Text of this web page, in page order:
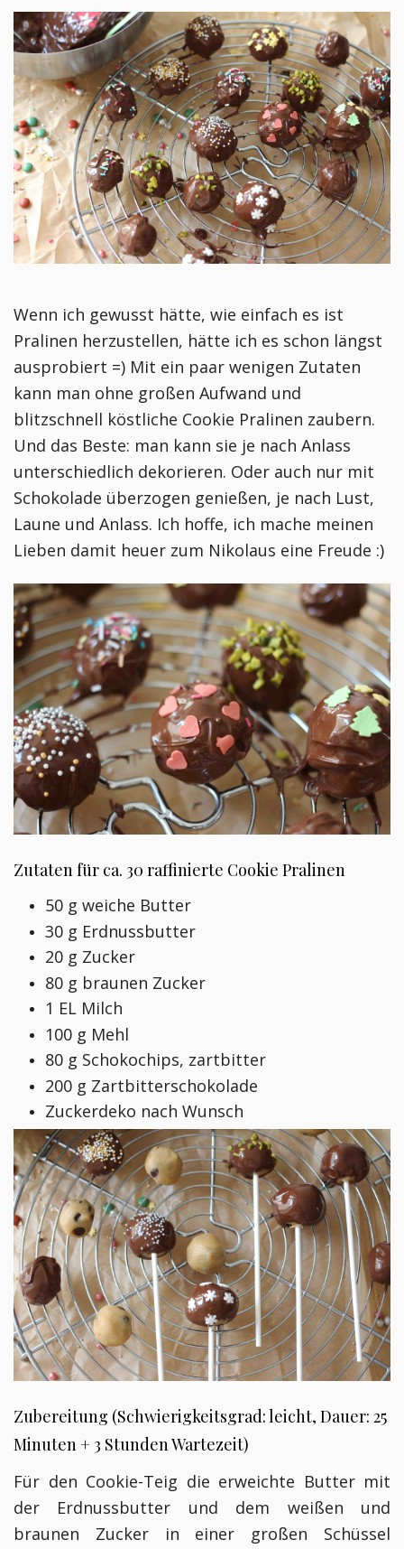
Wenn ich gewusst hätte, wie einfach es ist
Pralinen herzustellen, hätte ich es schon längst
ausprobiert =) Mit ein paar wenigen Zutaten
kann man ohne großen Aufwand und
blitzschnell köstliche Cookie Pralinen zaubern.
Und das Beste: man kann sie je nach Anlass
unterschiedlich dekorieren. Oder auch nur mit
Schokolade überzogen genießen, je nach Lust,
Laune und Anlass. Ich hoffe, ich mache meinen
Lieben damit heuer zum Nikolaus eine Freude :)
Zutaten für ca. 30 raffinierte Cookie Pralinen
50 g weiche Butter
30 g Erdnussbutter
20 g Zucker
80 g braunen Zucker
1 EL Milch
100 g Mehl
80 g Schokochips, zartbitter
200 g Zartbitterschokolade
Zuckerdeko nach Wunsch
Zubereitung (Schwierigkeitsgrad: leicht, Dauer: 25
Minuten + 3 Stunden Wartezeit)
Für den Cookie-Teig die erweichte Butter mit
der Erdnussbutter und dem weißen und
braunen Zucker in einer großen Schüssel